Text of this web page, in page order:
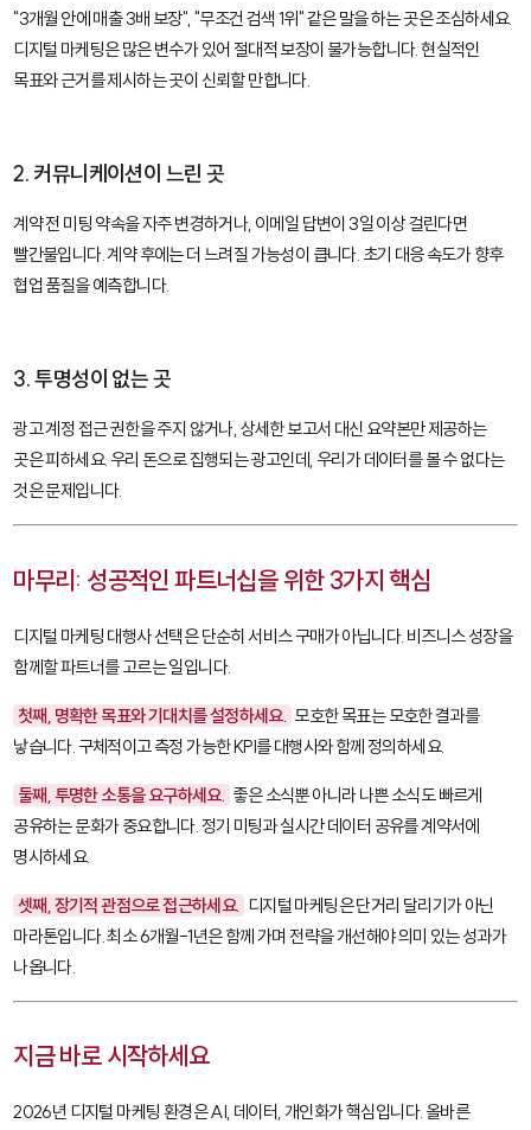
"3개월 안에 매출 3배 보장", "무조건 검색 1위" 같은 말을 하는 곳은 조심하세요.
디지털 마케팅은 많은 변수가 있어 절대적 보장이 불가능합니다. 현실적인
목표와 근거를 제시하는 곳이 신뢰할 만합니다.
2. 커뮤니케이션이 느린 곳
계약 전 미팅 약속을 자주 변경하거나, 이메일 답변이 3일 이상 걸린다면
빨간불입니다. 계약 후에는 더 느려질 가능성이 큽니다. 초기 대응 속도가 향후
협업 품질을 예측합니다.
3. 투명성이 없는 곳
광고 계정 접근 권한을 주지 않거나, 상세한 보고서 대신 요약본만 제공하는
곳은 피하세요. 우리 돈으로 집행되는 광고인데, 우리가 데이터를 볼 수 없다는
것은 문제입니다.
마무리: 성공적인 파트너십을 위한 3가지 핵심
디지털 마케팅 대행사 선택은 단순히 서비스 구매가 아닙니다. 비즈니스 성장을
함께할 파트너를 고르는 일입니다.
첫째, 명확한 목표와 기대치를 설정하세요. 모호한 목표는 모호한 결과를
낳습니다. 구체적이고 측정 가능한 KPI를 대행사와 함께 정의하세요.
둘째, 투명한 소통을 요구하세요. 좋은 소식뿐 아니라 나쁜 소식도 빠르게
공유하는 문화가 중요합니다. 정기 미팅과 실시간 데이터 공유를 계약서에
명시하세요.
셋째, 장기적 관점으로 접근하세요. 디지털 마케팅은 단거리 달리기가 아닌
마라톤입니다. 최소 6개월-1년은 함께 가며 전략을 개선해야 의미 있는 성과가
나옵니다.
지금 바로 시작하세요
2026년 디지털 마케팅 환경은 AI, 데이터, 개인화가 핵심입니다. 올바른